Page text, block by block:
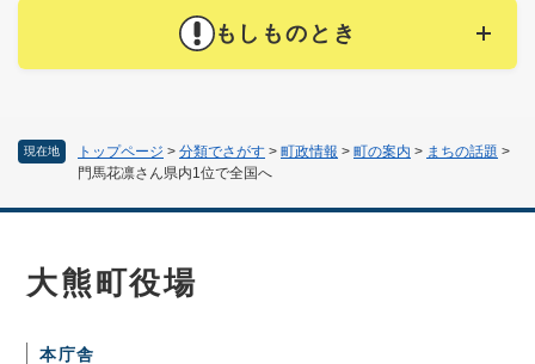
現在地 トップページ > 分類でさがす > 町政情報 > 町の案内 > まちの話題 >
門馬花凛さん県内1位で全国へ
もしものとき
大熊町役場
本庁舎